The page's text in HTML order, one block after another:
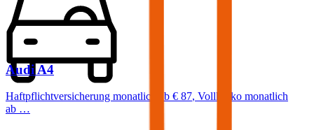
Audi A4
Haftpflichtversicherung monatlich ab € 87, Vollkasko monatlich
ab …